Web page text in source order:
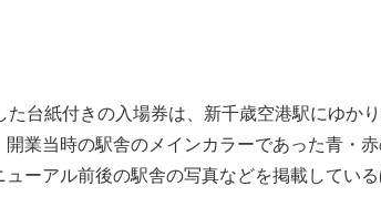
た台紙付きの入場券は、新千歳空港駅にゆか
業当時の駅舎のメインカラーであった青・
ューアル前後の駅舎の写真などを掲載してい